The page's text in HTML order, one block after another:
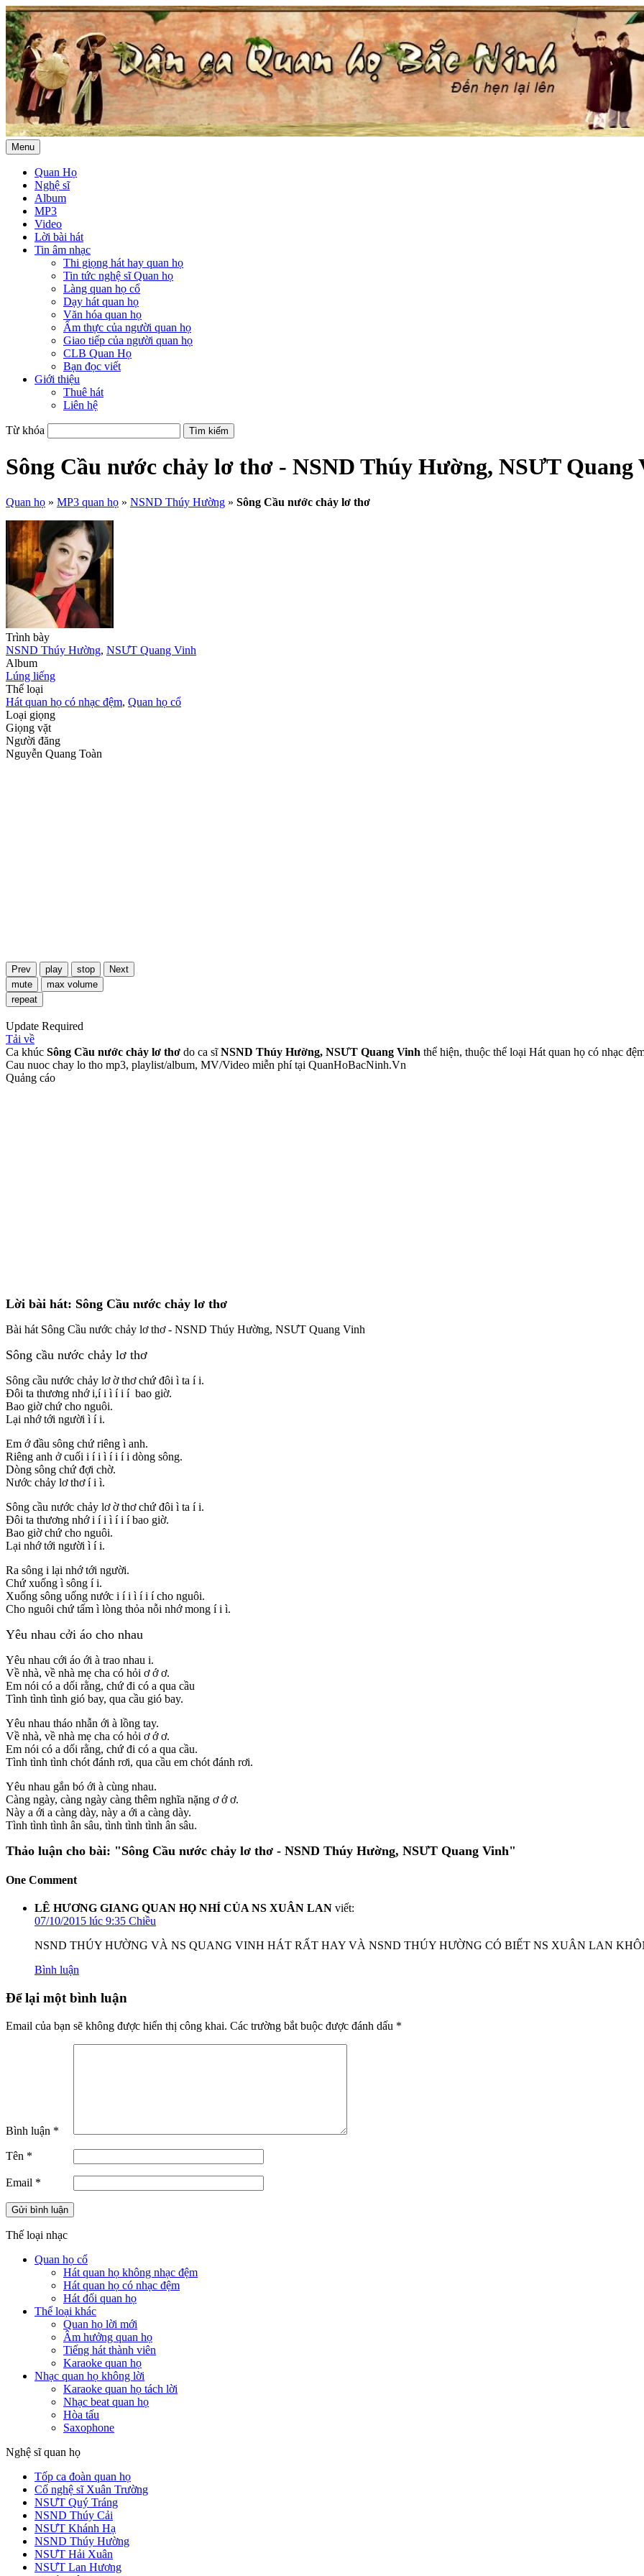
Menu
Quan Họ
Nghệ sĩ
Album
MP3
Video
Lời bài hát
Tin âm nhạc
Thi giọng hát hay quan họ
Tin tức nghệ sĩ Quan họ
Làng quan họ cổ
Dạy hát quan họ
Văn hóa quan họ
Ẩm thực của người quan họ
Giao tiếp của người quan họ
CLB Quan Họ
Bạn đọc viết
Giới thiệu
Thuê hát
Liên hệ
Từ khóa
Sông Cầu nước chảy lơ thơ - NSND Thúy Hường, NSƯT Quang
Quan họ » MP3 quan họ » NSND Thúy Hường » Sông Cầu nước chảy lơ thơ
Trình bày
NSND Thúy Hường, NSƯT Quang Vinh
Album
Lúng liếng
Thể loại
Hát quan họ có nhạc đệm, Quan họ cổ
Loại giọng
Giọng vặt
Người đăng
Nguyễn Quang Toàn
Prev play stop
Next
mute
max volume
repeat
Update Required
Tải về
Ca khúc Sông Cầu nước chảy lơ thơ do ca sĩNSND Thúy Hường, NSƯT Quang Vinh thể hiện, thuộc thể loại Hát quan họ có nhạc
Cau nuoc chay lo tho mp3, playlist/album, MV/Video miễn phí tại QuanHoBacNinh.Vn
Quảng cáo
Lời bài hát: Sông Cầu nước chảy lơ thơ
Bài hát Sông Cầu nước chảy lơ thơ - NSND Thúy Hường, NSƯT Quang Vinh
Sông cầu nước chảy lơ thơ
Sông cầu nước chảy lơ ờ thơ chứ đôi ì ta í i.
Đôi ta thương nhớ i,í i ì í i í bao giờ.
Bao giờ chứ cho nguôi.
Lại nhớ tới người ì í i.
Em ớ đầu sông chứ riêng ì anh.
Riêng anh ở cuối i í i ì í i í i dòng sông.
Dòng sông chứ đợi chờ.
Nước chảy lơ thơ í i ì.
Sông cầu nước chảy lơ ờ thơ chứ đôi ì ta í i.
Đôi ta thương nhớ i í i ì í i í bao giờ.
Bao giờ chứ cho nguôi.
Lại nhớ tới người ì í i.
Ra sông i lại nhớ tới người.
Chứ xuống ì sông í i.
Xuống sông uống nước i í i ì í i í cho nguôi.
Cho nguôi chứ tấm ì lòng thỏa nỗi nhớ mong í i ì.
Yêu nhau cởi áo cho nhau
Yêu nhau cới áo ới à trao nhau i.
Về nhà, về nhà mẹ cha có hỏi ơ ớ ơ.
Em nói có a dối rằng, chứ đi có a qua cầu
Tình tình tình gió bay, qua cầu gió bay.
Yêu nhau tháo nhẫn ới à lồng tay.
Về nhà, về nhà mẹ cha có hỏi ơ ớ ơ.
Em nói có a dối rằng, chứ đi có a qua cầu.
Tình tình tình chót đánh rơi, qua cầu em chót đánh rơi.
Yêu nhau gắn bó ới à cùng nhau.
Càng ngày, càng ngày càng thêm nghĩa nặng ơ ớ ơ.
Này a ới a càng dày, này a ới a càng dày.
Tình tình tình ân sâu, tình tình tình ân sâu.
Thảo luận cho bài: "Sông Cầu nước chảy lơ thơ - NSND Thúy Hường, NSƯT Quang Vinh"
One Comment
LÊ HƯƠNG GIANG QUAN HỌ NHÍ CỦA NS XUÂN LAN viết:
07/10/2015 lúc 9:35 Chiều
NSND THÚY HƯỜNG VÀ NS QUANG VINH HÁT RẤT HAY VÀ NSND THÚY HƯỜNG CÓ BIẾT NS XUÂN LAN
Bình luận
Để lại một bình luận
Email của bạn sẽ không được hiển thị công khai. Các trường bắt buộc được đánh dấu *
Bình luận *
Tên *
Email *
Thế loại nhạc
Quan họ cổ
Hát quan họ không nhạc đệm
Hát quan họ có nhạc đệm
Hát đối quan họ
Thể loại khác
Quan họ lời mới
Âm hưởng quan họ
Tiếng hát thành viên
Karaoke quan họ
Nhạc quan họ không lời
Karaoke quan họ tách lời
Nhạc beat quan họ
Hòa tấu
Saxophone
Nghệ sĩ quan họ
Tốp ca đoàn quan họ
Cố nghệ sĩ Xuân Trường
NSƯT Quý Tráng
NSND Thúy Cải
NSƯT Khánh Hạ
NSND Thúy Hường
NSƯT Hải Xuân
NSƯT Lan Hương